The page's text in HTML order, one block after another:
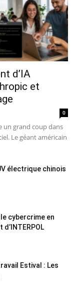
d’IA
et
0
un grand coup dans
Le géant américain
électrique chinois
cybercrime en
Estival : Les